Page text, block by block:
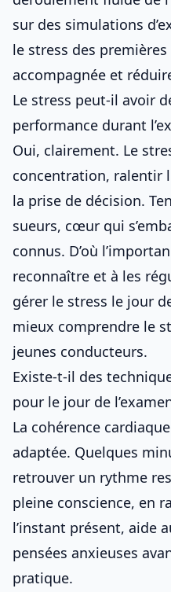
sur des simulations
le stress des
accompagnée et
Le stress peut-il avoir
performance durant
Oui, clairement. Le
concentration, ralentir
la prise de décision.
sueurs, cœur qui
connus. D’où
reconnaître et à les
gérer le stress le jour
mieux comprendre le
jeunes conducteurs.
Existe-t-il des
pour le jour de
La cohérence
adaptée. Quelques
retrouver un rythme
pleine conscience, en
l’instant présent, aide
pensées anxieuses
pratique.